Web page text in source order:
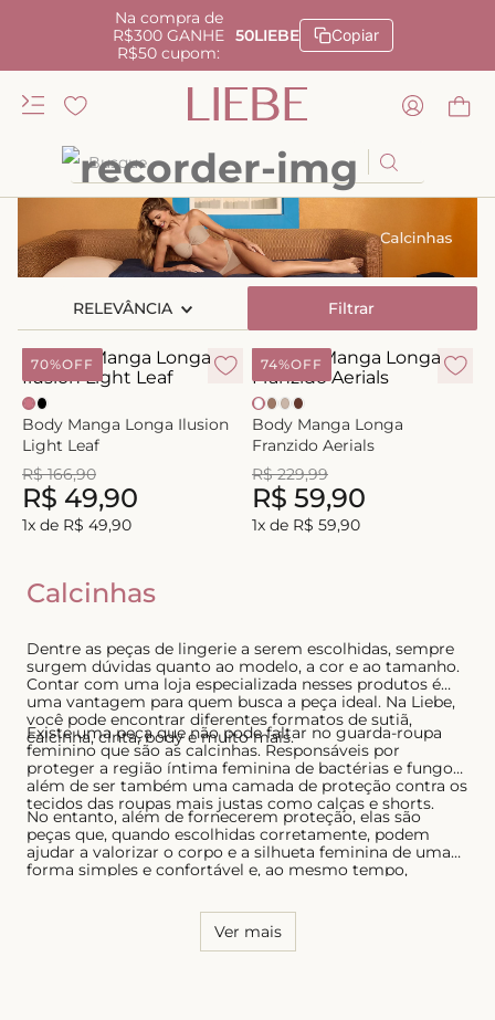
Na compra de
R$300 GANHE
R$50 cupom:
50LIEBE Copiar
Busque
RELEVÂNCIA Filtrar
70%OFF
Body Manga Longa Ilusion
Light Leaf
R$ 166,90
R$ 49,90
1x de R$ 49,90
74%OFF
Body Manga Longa
Franzido Aerials
R$ 229,99
R$ 59,90
1x de R$ 59,90
Calcinhas
Dentre as peças de lingerie a serem escolhidas, sempre
surgem dúvidas quanto ao modelo, a cor e ao tamanho.
Contar com uma loja especializada nesses produtos é
uma vantagem para quem busca a peça ideal. Na Liebe,
você pode encontrar diferentes formatos de sutiã,
calcinha, cinta, body e muito mais.
Existe uma peça que não pode faltar no guarda-roupa
feminino que são as calcinhas. Responsáveis por
proteger a região íntima feminina de bactérias e fungos,
além de ser também uma camada de proteção contra os
tecidos das roupas mais justas como calças e shorts.
No entanto, além de fornecerem proteção, elas são
peças que, quando escolhidas corretamente, podem
ajudar a valorizar o corpo e a silhueta feminina de uma
forma simples e confortável e, ao mesmo tempo,
caimento, tanto para as calcinhas quanto para os sutiãs.
Ver mais
TERMOS MAIS BUSCADOS
kiss me
sutiã
calcinha renda
anatomic
calcinha alta
triangulo
biquini
short doll